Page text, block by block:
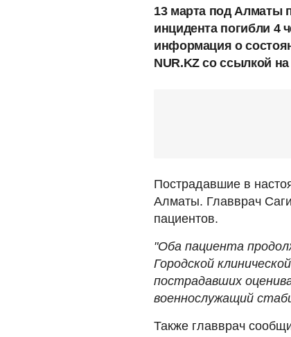
13 марта под Алматы
инцидента погибли 4
информация о
NUR.KZ со ссылкой
Пострадавшие в
Алматы. Главврач
пациентов.
"Оба пациента
Городской
пострадавших
военнослужащий
Также главврач